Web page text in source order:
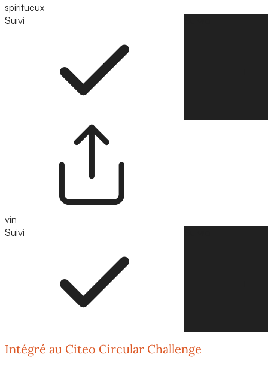
spiritueux
Suivi
vin
Suivi
Intégré au Citeo Circular Challenge